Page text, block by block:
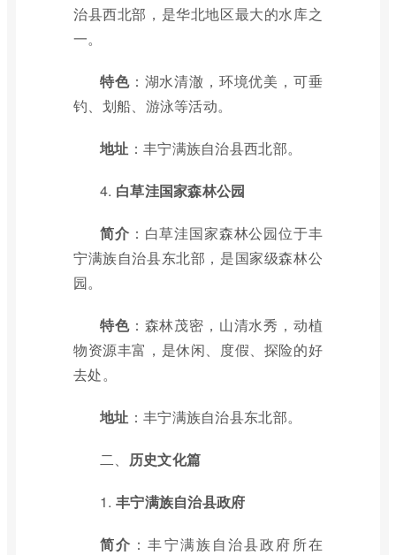
治县西北部，是华北地区最大的水库之
一。
特色：湖水清澈，环境优美，可垂
钓、划船、游泳等活动。
地址 ：丰宁满族自治县西北部。
4. 白草洼国家森林公园
简介 ：白草洼国家森林公园位于丰
宁满族自治县东北部，是国家级森林公
园。
特色：森林茂密，山清水秀，动植
物资源丰富，是休闲、度假、探险的好
去处。
地址 ：丰宁满族自治县东北部。
二、 历史文化篇
1. 丰宁满族自治县政府
简介 ：丰宁满族自治县政府所在